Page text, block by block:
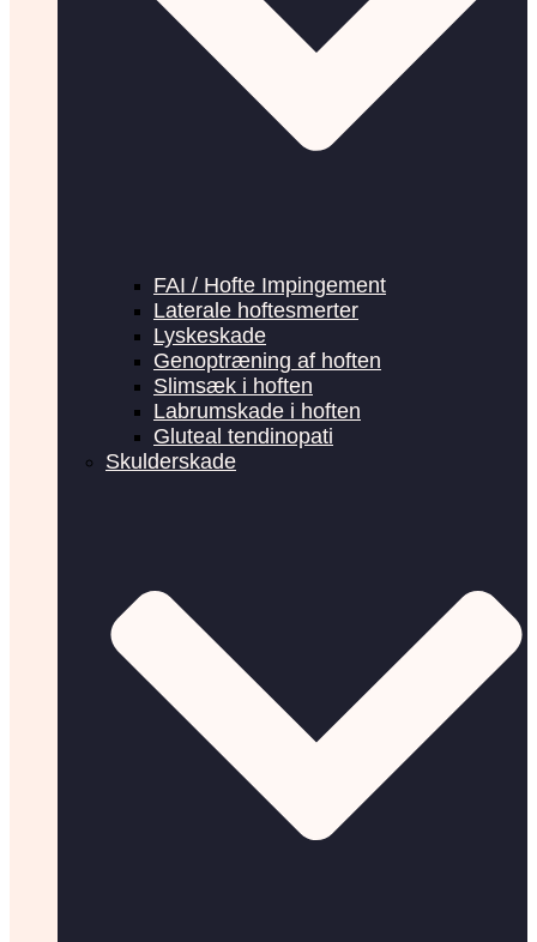
FAI / Hofte Impingement
Laterale hoftesmerter
Lyskeskade
Genoptræning af hoften
Slimsæk i hoften
Labrumskade i hoften
Gluteal tendinopati
Skulderskade